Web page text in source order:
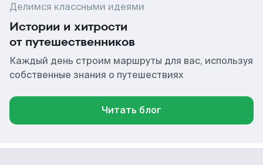
Делимся классными идеями
Истории и хитрости
от путешественников
Каждый день строим маршруты для вас, используя
собственные знания о путешествиях
Читать блог